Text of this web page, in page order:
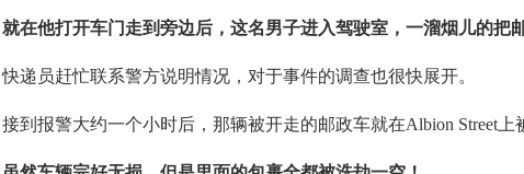
就在他打开车门走到旁边后，这名男子进入驾驶室，一溜烟儿的把
快递员赶忙联系警方说明情况，对于事件的调查也很快展开。
接到报警大约一个小时后，那辆被开走的邮政车就在Albion Street上